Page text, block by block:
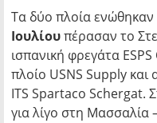
Τα δύο πλοία ενώθηκαν
Ιουλίουπέρασαν το
ισπανική φρεγάτα
πλοίο USNS Supply και
ITS Spartaco Schergat.
για λίγο στη